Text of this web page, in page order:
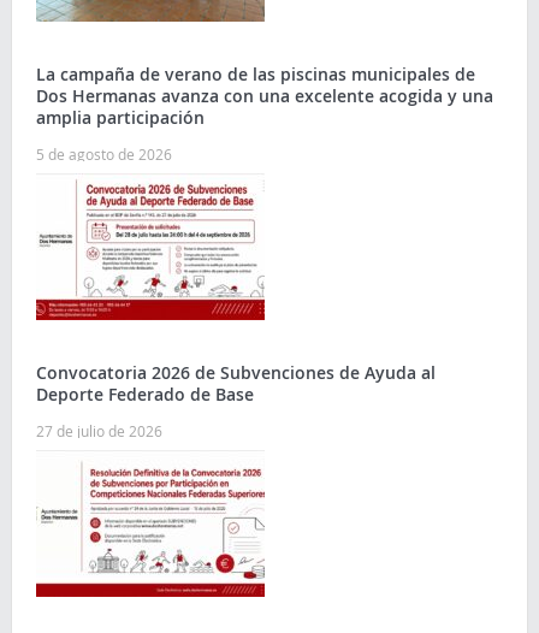
La campaña de verano de las piscinas municipales de
Dos Hermanas avanza con una excelente acogida y una
amplia participación
5 de agosto de 2026
Convocatoria 2026 de Subvenciones de Ayuda al
Deporte Federado de Base
27 de julio de 2026